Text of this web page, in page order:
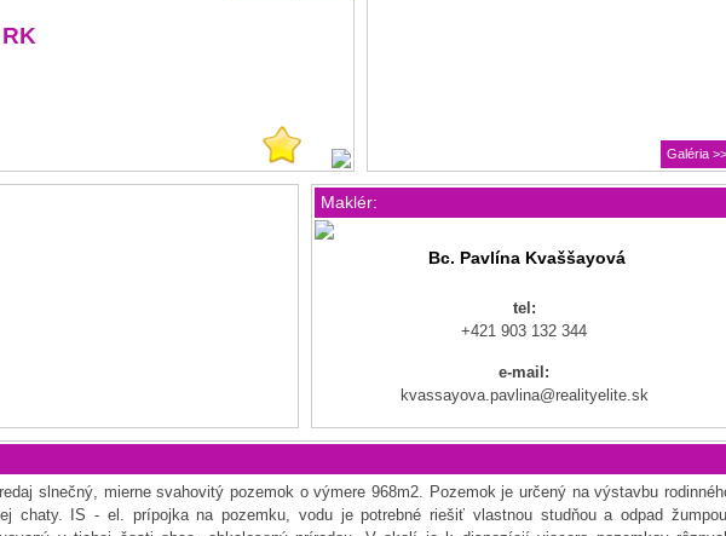
Galéria >>
Maklér:
Bc. Pavlína Kvaššayová
tel:
+421 903 132 344
e-mail:
kvassayova.pavlina@realityelite.sk
slnečný, mierne svahovitý pozemok o výmere 968m2. Pozemok je určený na výstavbu
chaty. IS - el. prípojka na pozemku, vodu je potrebné riešiť vlastnou studňou a odpad